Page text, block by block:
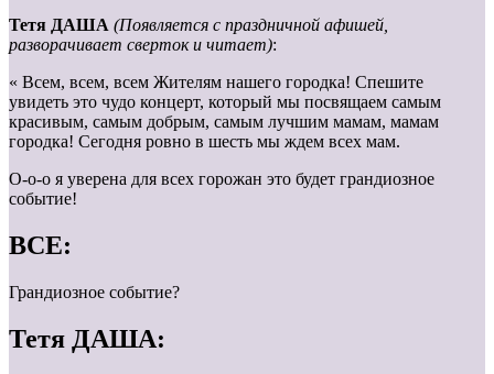
Тетя ДАША (Появляется с праздничной афишей,
разворачивает сверток и читает):
« Всем, всем, всем Жителям нашего городка! Спешите
увидеть это чудо концерт, который мы посвящаем самым
красивым, самым добрым, самым лучшим мамам, мамам
городка! Сегодня ровно в шесть мы ждем всех мам.
О-о-о я уверена для всех горожан это будет грандиозное
событие!
ВСЕ:
Грандиозное событие?
Тетя ДАША: